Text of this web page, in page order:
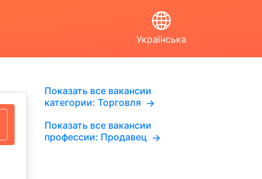
Українська
Показать все вакансии
категории: Торговля
Показать все вакансии
профессии: Продавец